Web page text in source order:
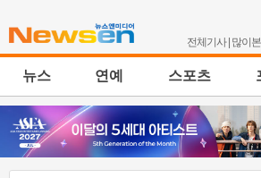
전체기사| 많이
뉴스 연예 스포츠